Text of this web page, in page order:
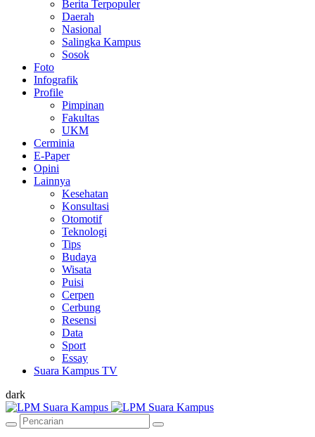
Berita Terpopuler
Daerah
Nasional
Salingka Kampus
Sosok
Foto
Infografik
Profile
Pimpinan
Fakultas
UKM
Cerminia
E-Paper
Opini
Lainnya
Kesehatan
Konsultasi
Otomotif
Teknologi
Tips
Budaya
Wisata
Puisi
Cerpen
Cerbung
Resensi
Data
Sport
Essay
Suara Kampus TV
dark